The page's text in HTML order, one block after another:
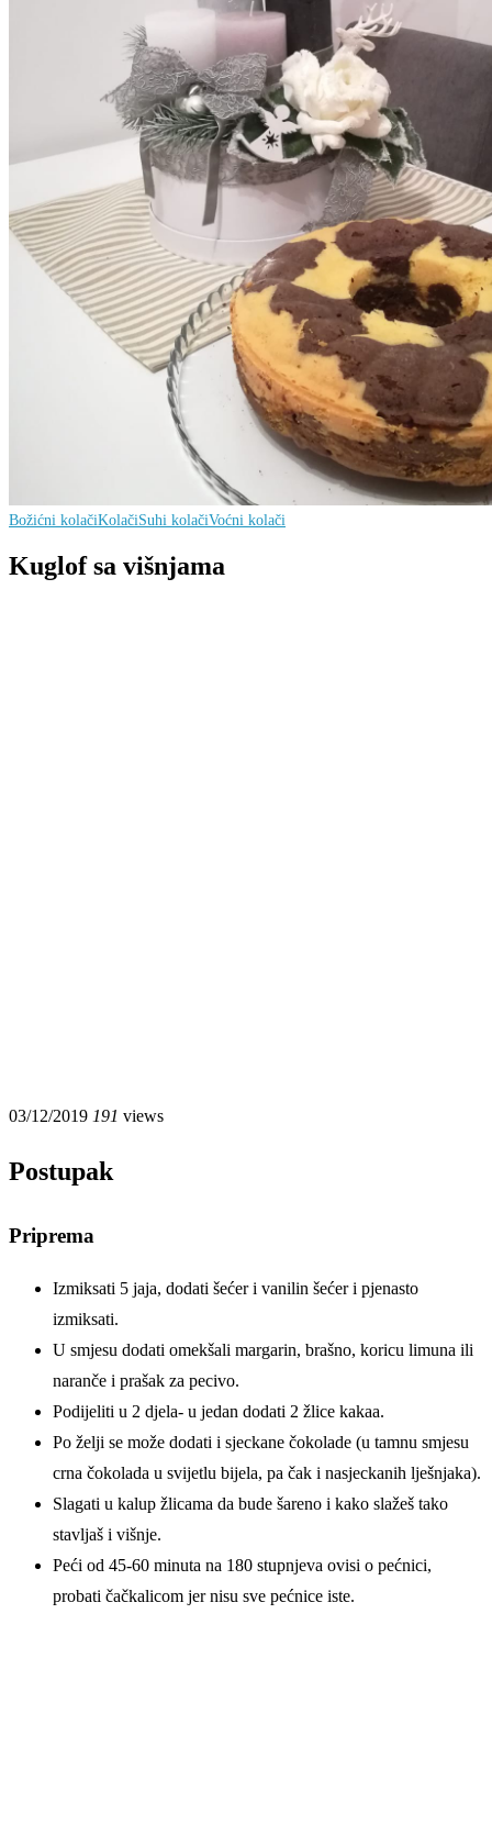
Božićni kolačiKolačiSuhi kolačiVoćni kolači
Kuglof sa višnjama
03/12/2019 191 views
Postupak
Priprema
Izmiksati 5 jaja, dodati šećer i vanilin šećer i pjenasto
izmiksati.
U smjesu dodati omekšali margarin, brašno, koricu limuna ili
naranče i prašak za pecivo.
Podijeliti u 2 djela- u jedan dodati 2 žlice kakaa.
Po želji se može dodati i sjeckane čokolade (u tamnu smjesu
crna čokolada u svijetlu bijela, pa čak i nasjeckanih lješnjaka).
Slagati u kalup žlicama da bude šareno i kako slažeš tako
stavljaš i višnje.
Peći od 45-60 minuta na 180 stupnjeva ovisi o pećnici,
probati čačkalicom jer nisu sve pećnice iste.